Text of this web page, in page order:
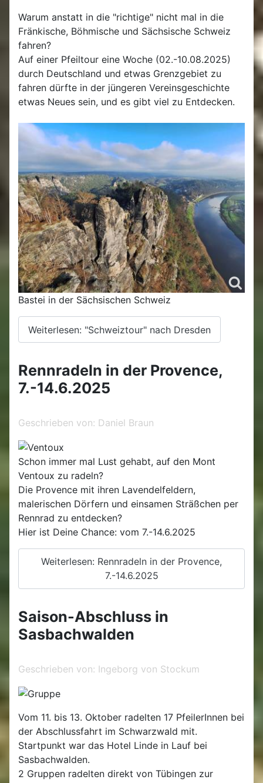
Warum anstatt in die "richtige" nicht mal in die
Fränkische, Böhmische und Sächsische Schweiz
fahren?
Auf einer Pfeiltour eine Woche (02.-10.08.2025)
durch Deutschland und etwas Grenzgebiet zu
fahren dürfte in der jüngeren Vereinsgeschichte
etwas Neues sein, und es gibt viel zu Entdecken.
Bastei in der Sächsischen Schweiz
Weiterlesen: "Schweiztour" nach Dresden
Rennradeln in der Provence,
7.-14.6.2025
Geschrieben von: Daniel Braun
Schon immer mal Lust gehabt, auf den Mont
Ventoux zu radeln?
Die Provence mit ihren Lavendelfeldern,
malerischen Dörfern und einsamen Sträßchen per
Rennrad zu entdecken?
Hier ist Deine Chance: vom 7.-14.6.2025
Weiterlesen: Rennradeln in der Provence,
7.-14.6.2025
Saison-Abschluss in
Sasbachwalden
Geschrieben von: Ingeborg von Stockum
Vom 11. bis 13. Oktober radelten 17 PfeilerInnen bei
der Abschlussfahrt im Schwarzwald mit.
Startpunkt war das Hotel Linde in Lauf bei
Sasbachwalden.
2 Gruppen radelten direkt von Tübingen zur